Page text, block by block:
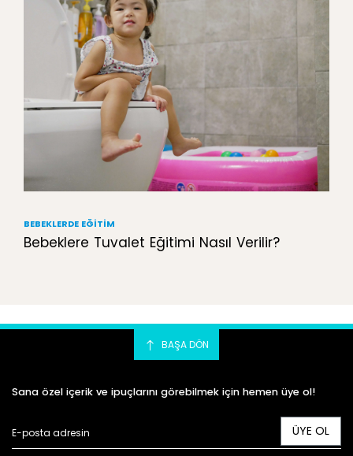
BEBEKLERDE EĞITIM
Bebeklere Tuvalet Eğitimi Nasıl Verilir?
BAŞA DÖN
Sana özel içerik ve ipuçlarını görebilmek için hemen üye ol!
ÜYE OL